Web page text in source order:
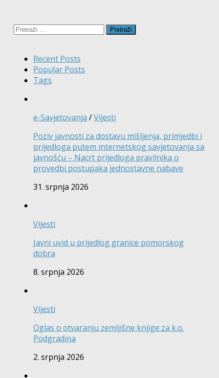
Pretraži:
Recent Posts
Popular Posts
Tags
e-Savjetovanja /Vijesti
Poziv javnosti za dostavu mišljenja, primjedbi i
prijedloga putem internetskog savjetovanja sa
javnošću – Nacrt prijedloga pravilnika o
provedbi postupaka jednostavne nabave
31. srpnja 2026
Vijesti
Javni uvid u prijedlog granice pomorskog
dobra
8. srpnja 2026
Vijesti
Oglas o otvaranju zemljišne knjige za k.o.
Podgradina
2. srpnja 2026